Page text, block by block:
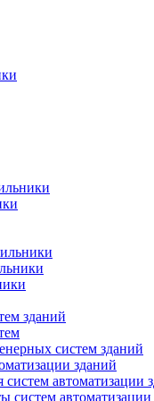
зданий
систем зданий
зданий
автоматизации
систем автоматизации